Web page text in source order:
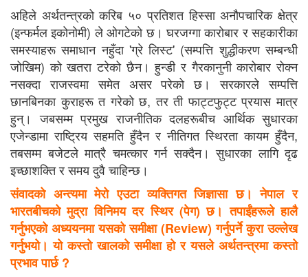
अहिले अर्थतन्त्रको करिब ५० प्रतिशत हिस्सा अनौपचारिक क्षेत्र
(इन्फर्मल इकोनोमी) ले ओगटेको छ। घरजग्गा कारोबार र सहकारीका
समस्याहरू समाधान नहुँदा 'ग्रे लिस्ट' (सम्पत्ति शुद्धीकरण सम्बन्धी
जोखिम) को खतरा टरेको छैन। हुन्डी र गैरकानुनी कारोबार रोक्न
नसक्दा राजस्वमा समेत असर परेको छ। सरकारले सम्पत्ति
छानबिनका कुराहरू त गरेको छ, तर ती फाट्टफुट्ट प्रयास मात्र
हुन्। जबसम्म प्रमुख राजनीतिक दलहरूबीच आर्थिक सुधारका
एजेन्डामा राष्ट्रिय सहमति हुँदैन र नीतिगत स्थिरता कायम हुँदैन,
तबसम्म बजेटले मात्रै चमत्कार गर्न सक्दैन। सुधारका लागि दृढ
इच्छाशक्ति र समय दुवै चाहिन्छ।
संवादको अन्त्यमा मेरो एउटा व्यक्तिगत जिज्ञासा छ। नेपाल र
भारतबीचको मुद्रा विनिमय दर स्थिर (पेग) छ। तपाईंहरूले हालै
गर्नुभएको अध्ययनमा यसको समीक्षा (Review) गर्नुपर्ने कुरा उल्लेख
गर्नुभयो। यो कस्तो खालको समीक्षा हो र यसले अर्थतन्त्रमा कस्तो
प्रभाव पार्छ ?